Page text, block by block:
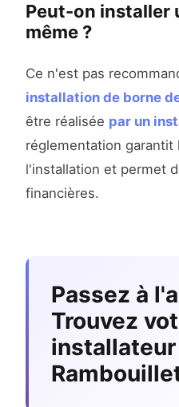
Peut-on installer
même ?
Ce n'est pas
installation de borne
être réalisée par un
réglementation garantit
l'installation et permet
financières.
Passez à
Trouvez
installateur